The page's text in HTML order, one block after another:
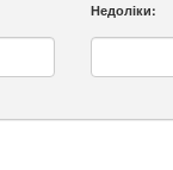
Недоліки: